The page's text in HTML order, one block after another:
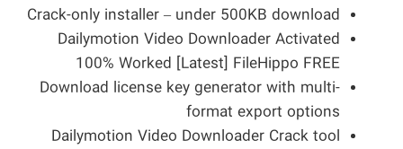
Crack-only installer – under 500KB download
Dailymotion Video Downloader Activated
100% Worked [Latest] FileHippo FREE
Download license key generator with multi-
format export options
Dailymotion Video Downloader Crack tool